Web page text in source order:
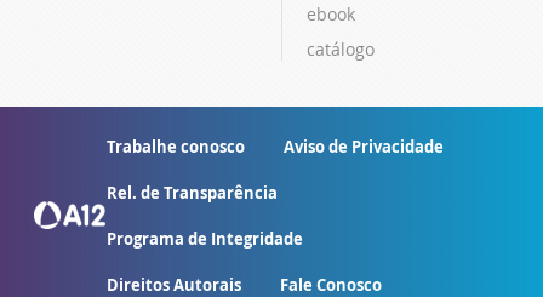
ebook
catálogo
Trabalhe conosco Aviso de Privacidade
Rel. de Transparência
Programa de Integridade
Direitos Autorais Fale Conosco